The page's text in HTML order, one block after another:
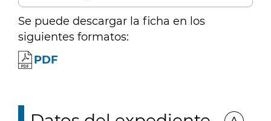
Se puede descargar la ficha en los
siguientes formatos:
PDF